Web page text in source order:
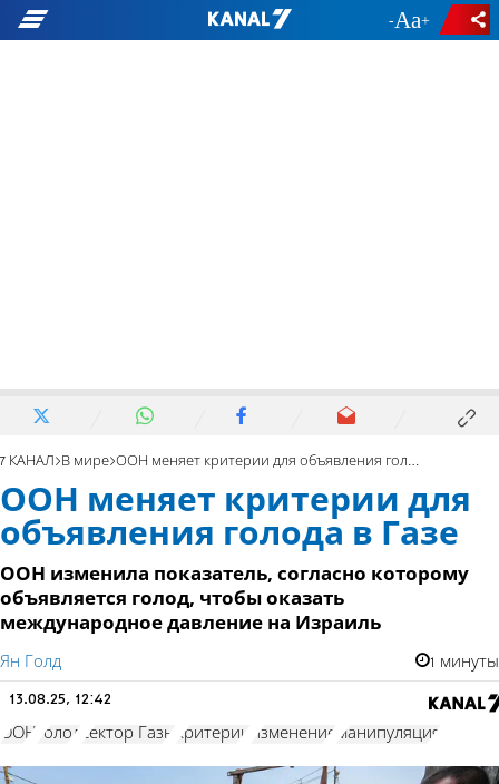
- +
7 КАНАЛ В мире ООН меняет критерии для объявления голода в Газе
ООН меняет критерии для
объявления голода в Газе
ООН изменила показатель, согласно которому
объявляется голод, чтобы оказать
международное давление на Израиль
Ян Голд 1 минуты
13.08.25, 12:42
ООН голод сектор Газы критерии изменение манипуляция